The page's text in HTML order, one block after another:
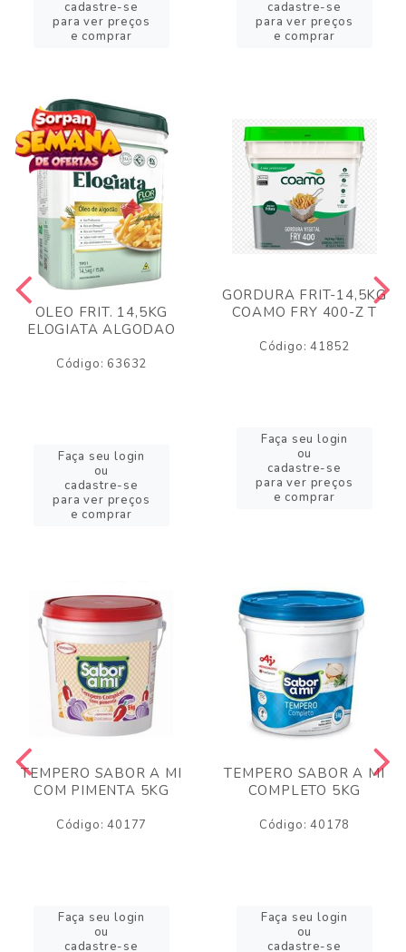
cadastre-se
para ver preços
e comprar
cadastre-se
para ver preços
e comprar
OLEO FRIT. 14,5KG
ELOGIATA ALGODAO
Código: 63632
Faça seu login
ou
cadastre-se
para ver preços
e comprar
GORDURA FRIT-14,5KG
COAMO FRY 400-Z T
Código: 41852
Faça seu login
ou
cadastre-se
para ver preços
e comprar
TEMPERO SABOR A MI
COM PIMENTA 5KG
Código: 40177
Faça seu login
ou
cadastre-se
TEMPERO SABOR A MI
COMPLETO 5KG
Código: 40178
Faça seu login
ou
cadastre-se